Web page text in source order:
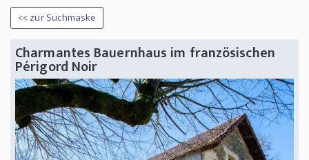
<< zur Suchmaske
Charmantes Bauernhaus im französischen
Périgord Noir